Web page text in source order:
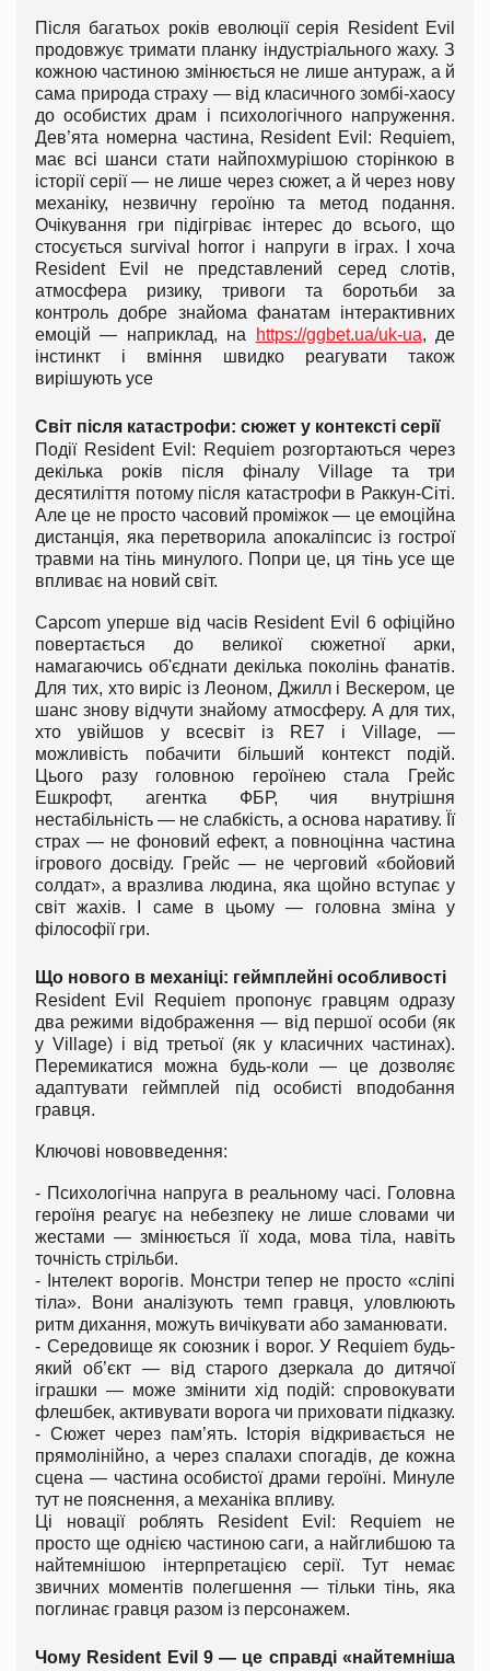
Після багатьох років еволюції серія Resident Evil
продовжує тримати планку індустріального жаху. З
кожною частиною змінюється не лише антураж, а й
сама природа страху — від класичного зомбі-хаосу
до особистих драм і психологічного напруження.
Дев’ята номерна частина, Resident Evil: Requiem,
має всі шанси стати найпохмурішою сторінкою в
історії серії — не лише через сюжет, а й через нову
механіку, незвичну героїню та метод подання.
Очікування гри підігріває інтерес до всього, що
стосується survival horror і напруги в іграх. І хоча
Resident Evil не представлений серед слотів,
атмосфера ризику, тривоги та боротьби за
контроль добре знайома фанатам інтерактивних
емоцій — наприклад, на
https://ggbet.ua/uk-ua, де
інстинкт і вміння швидко реагувати також
вирішують усе
Світ після катастрофи: сюжет у контексті серії
Події Resident Evil: Requiem розгортаються через
декілька років після фіналу Village та три
десятиліття потому після катастрофи в Раккун-Сіті.
Але це не просто часовий проміжок — це емоційна
дистанція, яка перетворила апокаліпсис із гострої
травми на тінь минулого. Попри це, ця тінь усе ще
впливає на новий світ.
Capcom уперше від часів Resident Evil 6 офіційно
повертається до великої сюжетної арки,
намагаючись об'єднати декілька поколінь фанатів.
Для тих, хто виріс із Леоном, Джилл і Вескером, це
шанс знову відчути знайому атмосферу. А для тих,
хто увійшов у всесвіт із RE7 і Village, —
можливість побачити більший контекст подій.
Цього разу головною героїнею стала Грейс
Ешкрофт, агентка ФБР, чия внутрішня
нестабільність — не слабкість, а основа наративу. Її
страх — не фоновий ефект, а повноцінна частина
ігрового досвіду. Грейс — не черговий «бойовий
солдат», а вразлива людина, яка щойно вступає у
світ жахів. І саме в цьому — головна зміна у
філософії гри.
Що нового в механіці: геймплейні особливості
Resident Evil Requiem пропонує гравцям одразу
два режими відображення — від першої особи (як
у Village) і від третьої (як у класичних частинах).
Перемикатися можна будь-коли — це дозволяє
адаптувати геймплей під особисті вподобання
гравця.
Ключові нововведення:
- Психологічна напруга в реальному часі. Головна
героїня реагує на небезпеку не лише словами чи
жестами — змінюється її хода, мова тіла, навіть
точність стрільби.
- Інтелект ворогів. Монстри тепер не просто «сліпі
тіла». Вони аналізують темп гравця, уловлюють
ритм дихання, можуть вичікувати або заманювати.
- Середовище як союзник і ворог. У Requiem будь-
який об’єкт — від старого дзеркала до дитячої
іграшки — може змінити хід подій: спровокувати
флешбек, активувати ворога чи приховати підказку.
- Сюжет через пам’ять. Історія відкривається не
прямолінійно, а через спалахи спогадів, де кожна
сцена — частина особистої драми героїні. Минуле
тут не пояснення, а механіка впливу.
Ці новації роблять Resident Evil: Requiem не
просто ще однією частиною саги, а найглибшою та
найтемнішою інтерпретацією серії. Тут немає
звичних моментів полегшення — тільки тінь, яка
поглинає гравця разом із персонажем.
Чому Resident Evil 9 — це справді «найтемніша